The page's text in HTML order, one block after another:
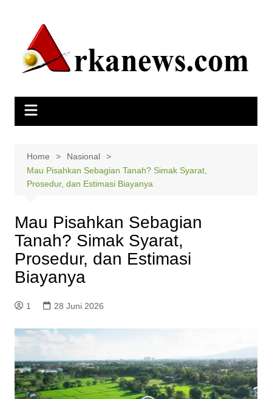
Home
Nasional
Mau Pisahkan Sebagian Tanah? Simak Syarat,
Prosedur, dan Estimasi Biayanya
Mau Pisahkan Sebagian
Tanah? Simak Syarat,
Prosedur, dan Estimasi
Biayanya
1 28 Juni 2026